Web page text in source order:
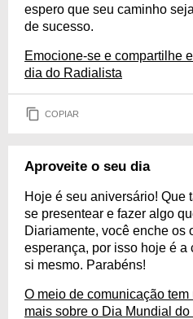
espero que seu caminho
de sucesso.
Emocione-se e compartilhe
dia do Radialista
COPIAR
Aproveite o seu dia
Hoje é seu aniversário! Que
se presentear e fazer algo
Diariamente, você enche os
esperança, por isso hoje é a
si mesmo. Parabéns!
O meio de comunicação
mais sobre o Dia Mundial